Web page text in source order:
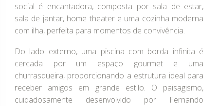
social é encantadora, composta por sala de estar,
sala de jantar, home theater e uma cozinha moderna
com ilha, perfeita para momentos de convivência.
Do lado externo, uma piscina com borda infinita é
cercada por um espaço gourmet e uma
churrasqueira, proporcionando a estrutura ideal para
receber amigos em grande estilo. O paisagismo,
cuidadosamente desenvolvido por Fernando